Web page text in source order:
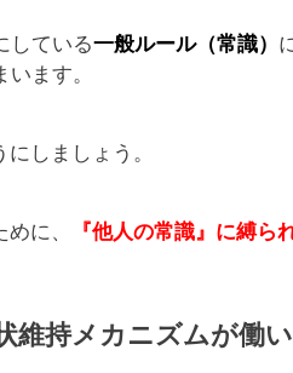
している一般ルール（常識）
ます。
しましょう。
に、 『他人の常識』に縛ら
維持メカニズムが働